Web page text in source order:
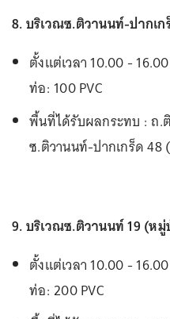
8. บริเวณซ.ติวานนท์-ปากเ
ตั้งแต่เวลา 10.00 -
ท่อ: 100 PVC
พื้นที่ได้รับผลกระทบ : ถ.
ซ.ติวานนท์-ปากเกร็ด 48
9. บริเวณซ.ติวานนท์ 19 (ห
ตั้งแต่เวลา 10.00 -
ท่อ: 200 PVC